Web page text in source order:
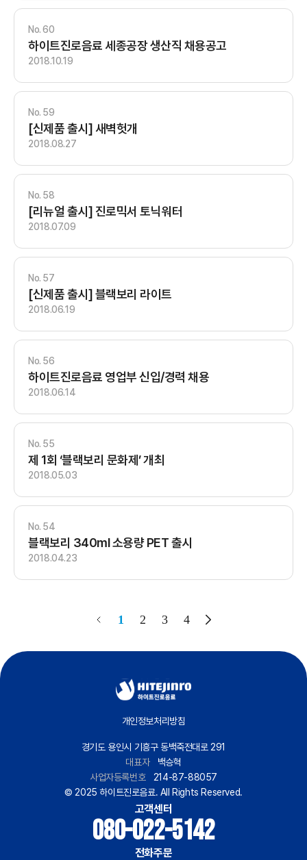
60
하이트진로음료 세종공장 생산직 채용공고
2018.10.19
59
[신제품 출시] 새벽헛개
2018.08.27
58
[리뉴얼 출시] 진로믹서 토닉워터
2018.07.09
57
[신제품 출시] 블랙보리 라이트
2018.06.19
56
하이트진로음료 영업부 신입/경력 채용
2018.06.14
55
제 1회 ‘블랙보리 문화제’ 개최
2018.05.03
54
블랙보리 340ml 소용량 PET 출시
2018.04.23
1 2 3 4
개인정보처리방침
경기도 용인시 기흥구 동백죽전대로 291
대표자
백승혁
사업자등록번호
214-87-88057
© 2025 하이트진로음료. All Rights Reserved.
고객센터
080-022-5142
전화주문